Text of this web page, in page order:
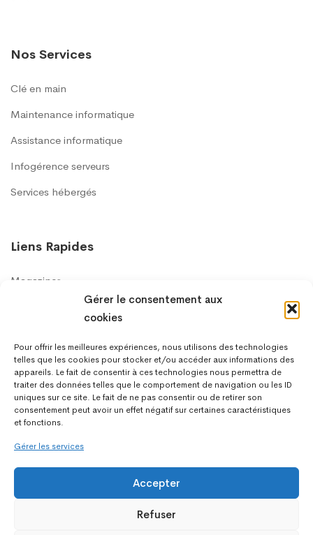
Gérer le consentement aux
cookies
Pour offrir les meilleures expériences, nous utilisons des technologies
telles que les cookies pour stocker et/ou accéder aux informations des
appareils. Le fait de consentir à ces technologies nous permettra de
traiter des données telles que le comportement de navigation ou les ID
uniques sur ce site. Le fait de ne pas consentir ou de retirer son
consentement peut avoir un effet négatif sur certaines caractéristiques
et fonctions.
Gérer les services
Accepter
Refuser
Nos Services
Clé en main
Maintenance informatique
Assistance informatique
Infogérence serveurs
Services hébergés
Liens Rapides
Magaziner
Support
Contactez-nous